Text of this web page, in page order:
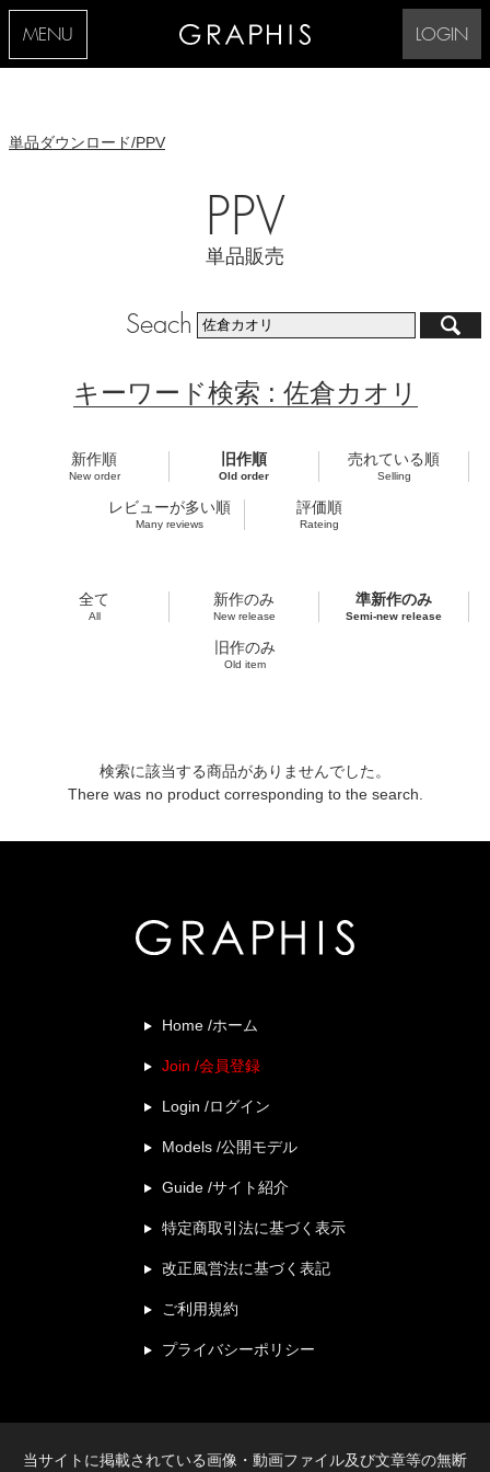
MENU LOGIN
単品ダウンロード/PPV
PPV
単品販売
Seach
キーワード検索 : 佐倉カオリ
新作順
New order
旧作順
Old order
売れている順
Selling
レビューが多い順
Many reviews
評価順
Rateing
全て
All
新作のみ
New release
準新作のみ
Semi-new release
旧作のみ
Old item
検索に該当する商品がありませんでした。
There was no product corresponding to the search.
Home /ホーム
Join /会員登録
Login /ログイン
Models /公開モデル
Guide /サイト紹介
特定商取引法に基づく表示
改正風営法に基づく表記
ご利用規約
プライバシーポリシー
当サイトに掲載されている画像・動画ファイル及び文章等の無断